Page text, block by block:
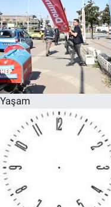
Yaşam